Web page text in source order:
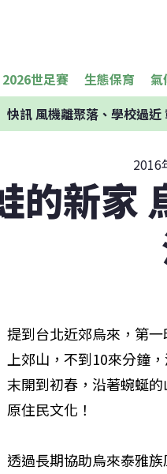
2026世足賽 生態保育 氣
快訊風機離聚落、學校過
2016
的新家
提到台北近郊烏來，第
上郊山，不到10來分鐘
末開到初春，沿著蜿蜒
原住民文化！
透過長期協助烏來泰雅